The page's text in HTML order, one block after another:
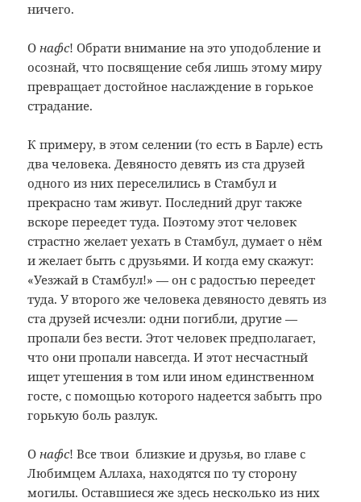
ничего.
Онафс! Обрати внимание на это уподобление и
осознай, что посвящение себя лишь этому миру
превращает достойное наслаждение в горькое
страдание.
К примеру, в этом селении (то есть в Барле) есть
два человека. Девяносто девять из ста друзей
одного из них переселились в Стамбул и
прекрасно там живут. Последний друг также
вскоре переедет туда. Поэтому этот человек
страстно желает уехать в Стамбул, думает о нём
и желает быть с друзьями. И когда ему скажут:
«Уезжай в Стамбул!» — он с радостью переедет
туда. У второго же человека девяносто девять из
ста друзей исчезли: одни погибли, другие —
пропали без вести. Этот человек предполагает,
что они пропали навсегда. И этот несчастный
ищет утешения в том или ином единственном
госте, с помощью которого надеется забыть про
горькую боль разлук.
Онафс! Все твои близкие и друзья, во главе с
Любимцем Аллаха, находятся по ту сторону
могилы. Оставшиеся же здесь несколько из них